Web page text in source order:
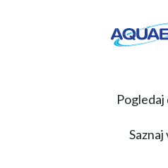
Pogledaj
Saznaj